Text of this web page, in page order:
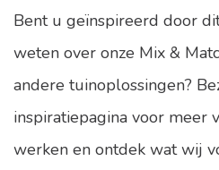
Bent u geïnspireerd door
weten over onze Mix &
andere tuinoplossingen?
inspiratiepagina voor meer
werken en ontdek wat wij